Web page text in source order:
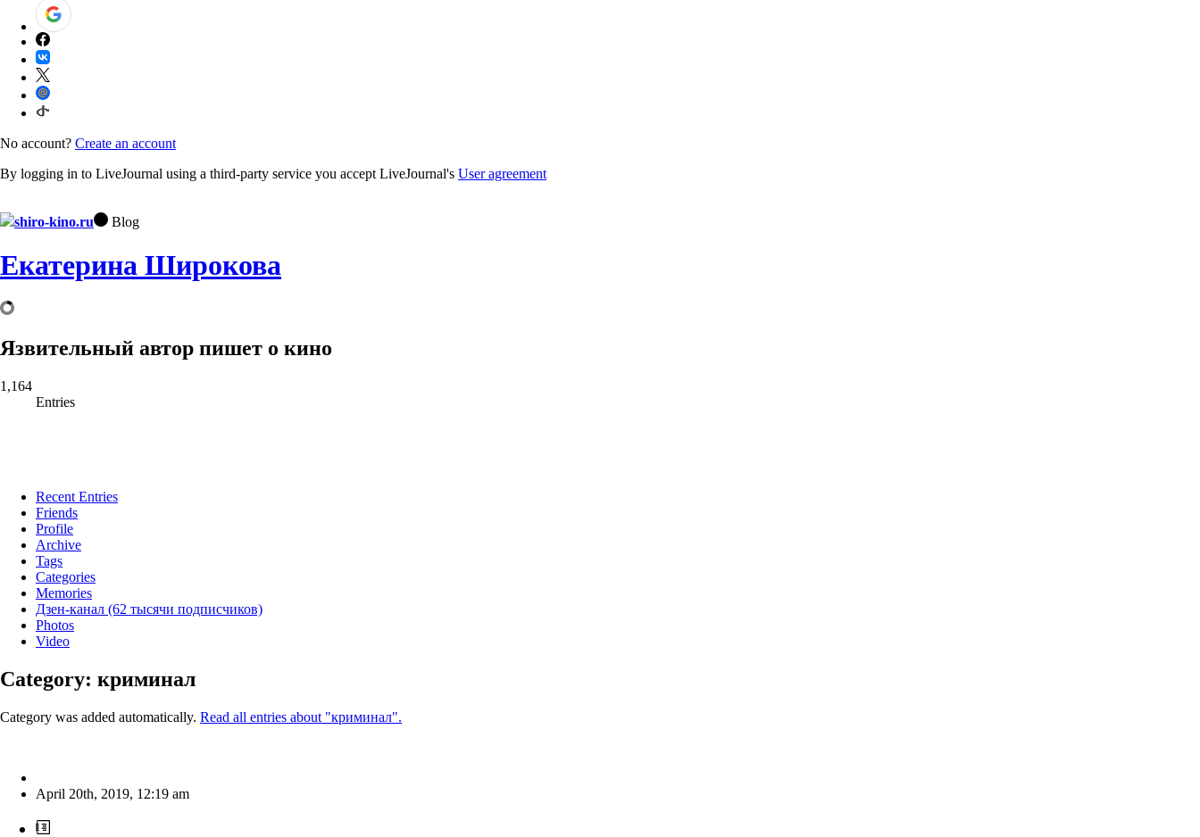
No account? Create an account
By logging in to LiveJournal using a third-party service you accept LiveJournal's User agreement
shiro-kino.ru Blog
Екатерина Широкова
Язвительный автор пишет о кино
1,164
Entries
Recent Entries
Friends
Profile
Archive
Tags
Categories
Memories
Дзен-канал (62 тысячи подписчиков)
Photos
Video
Category: криминал
Category was added automatically. Read all entries about "криминал".
April 20th, 2019, 12:19 am